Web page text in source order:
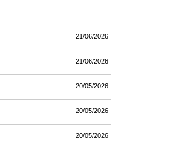
21/06/2026
21/06/2026
20/05/2026
20/05/2026
20/05/2026